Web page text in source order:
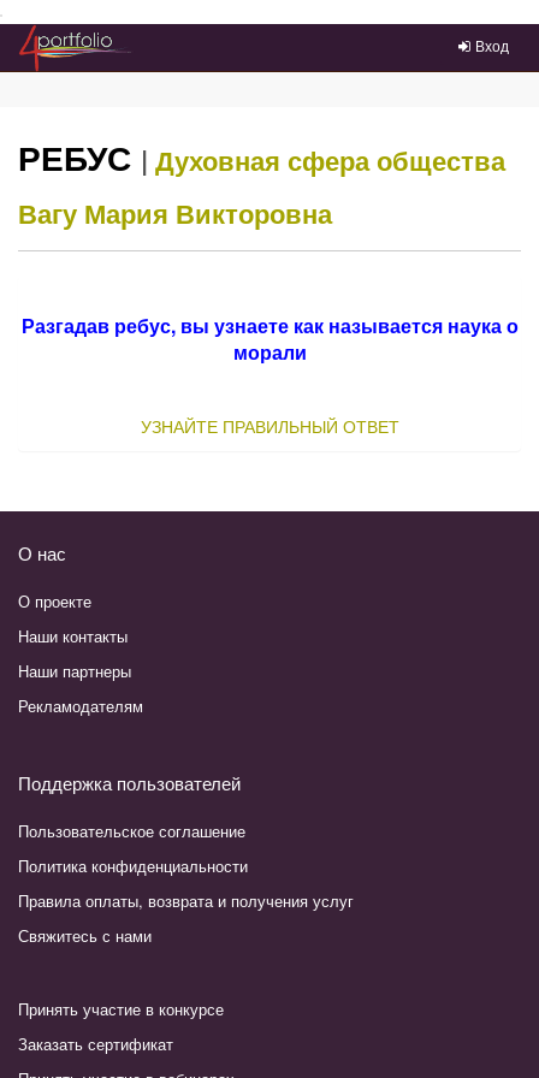
Преейти на главное меню
Вход
РЕБУС | Духовная сфера общества
Вагу Мария Викторовна
Разгадав ребус, вы узнаете как называется наука о
морали
УЗНАЙТЕ ПРАВИЛЬНЫЙ ОТВЕТ
О нас
О проекте
Наши контакты
Наши партнеры
Рекламодателям
Поддержка пользователей
Пользовательское соглашение
Политика конфиденциальности
Правила оплаты, возврата и получения услуг
Свяжитесь с нами
Принять участие в конкурсе
Заказать сертификат